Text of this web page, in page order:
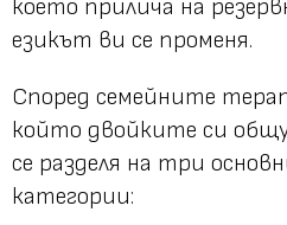
което прилича на
езикът ви се променя.
Според семейните
който двойките си
се разделя на три
категории: